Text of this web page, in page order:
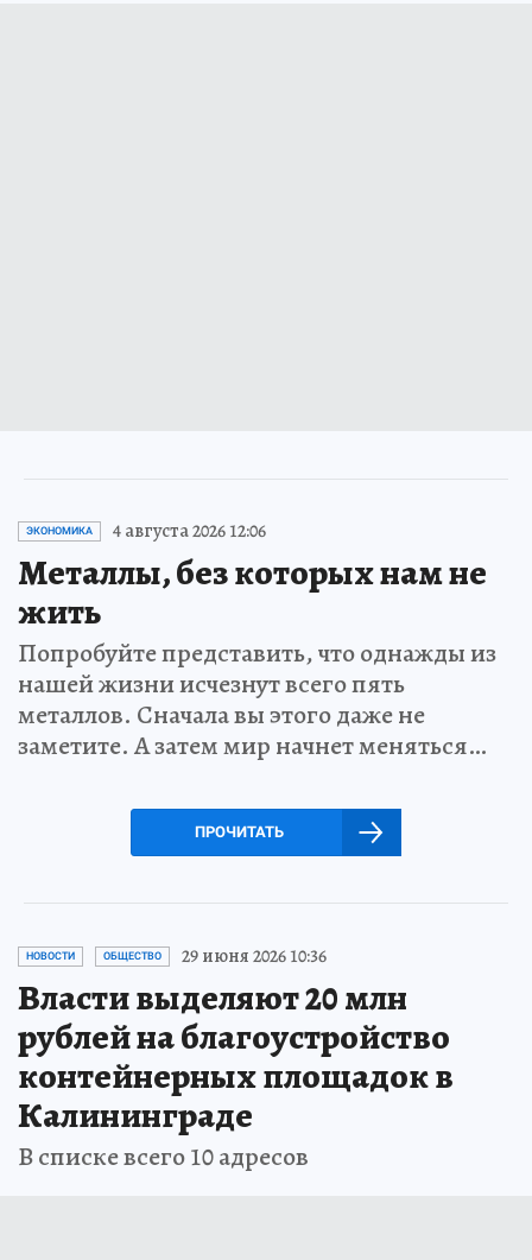
ЭКОНОМИКА 4 августа 2026 12:06
Металлы, без которых нам не
жить
Попробуйте представить, что однажды из
нашей жизни исчезнут всего пять
металлов. Сначала вы этого даже не
заметите. А затем мир начнет меняться…
ПРОЧИТАТЬ
НОВОСТИ ОБЩЕСТВО 29 июня 2026 10:36
Власти выделяют 20 млн
рублей на благоустройство
контейнерных площадок в
Калининграде
В списке всего 10 адресов